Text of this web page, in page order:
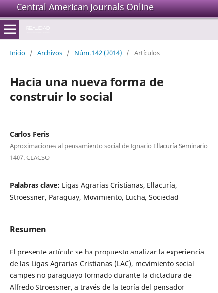
Central American Journals Online
Inicio / Archivos / Núm. 142 (2014) / Artículos
Hacia una nueva forma de
construir lo social
Carlos Peris
Aproximaciones al pensamiento social de Ignacio Ellacuría Seminario
1407. CLACSO
Palabras clave: Ligas Agrarias Cristianas, Ellacuría,
Stroessner, Paraguay, Movimiento, Lucha, Sociedad
Resumen
El presente artículo se ha propuesto analizar la experiencia
de las Ligas Agrarias Cristianas (LAC), movimiento social
campesino paraguayo formado durante la dictadura de
Alfredo Stroessner, a través de la teoría del pensador